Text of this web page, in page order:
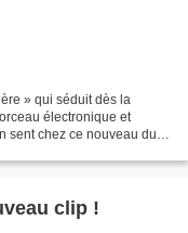
» qui séduit dès la
électronique et
chez ce nouveau duo
clip !